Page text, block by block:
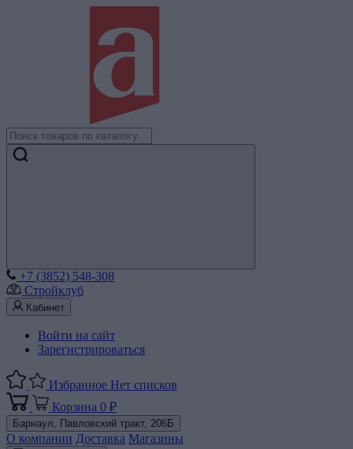
+7 (3852) 548-308
Стройклуб
Кабинет
Войти на сайт
Зарегистрироваться
Избранное Нет списков
Корзина 0 ₽
Барнаул, Павловский тракт, 206Б
О компании Доставка Магазины